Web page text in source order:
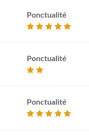
Ponctualité
Ponctualité
Ponctualité